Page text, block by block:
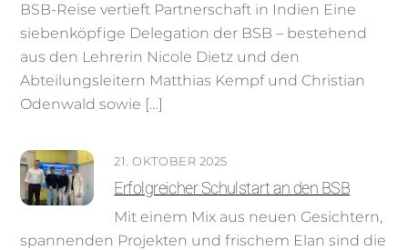
BSB-Reise vertieft Partnerschaft in Indien Eine
siebenköpfige Delegation der BSB – bestehend
aus den Lehrerin Nicole Dietz und den
Abteilungsleitern Matthias Kempf und Christian
Odenwald sowie […]
21. OKTOBER 2025
Erfolgreicher Schulstart an den BSB
Mit einem Mix aus neuen Gesichtern,
spannenden Projekten und frischem Elan sind die